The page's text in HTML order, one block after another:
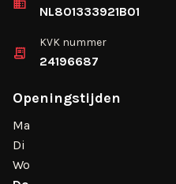
NL801333921B01
KVK nummer
24196687
Openingstijden
Ma
Di
Wo